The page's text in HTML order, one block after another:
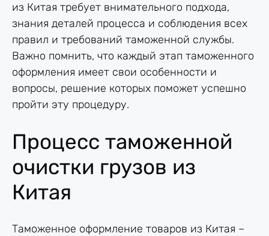
из Китая требует внимательного подхода,
знания деталей процесса и соблюдения всех
правил и требований таможенной службы.
Важно помнить, что каждый этап таможенного
оформления имеет свои особенности и
вопросы, решение которых поможет успешно
пройти эту процедуру.
Процесс таможенной
очистки грузов из
Китая
Таможенное оформление товаров из Китая –